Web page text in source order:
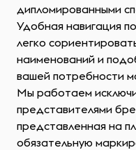
дипломированными
Удобная навигация
легко
наименований и
вашей потребности
Мы работаем
представителями
представленная на
обязательную